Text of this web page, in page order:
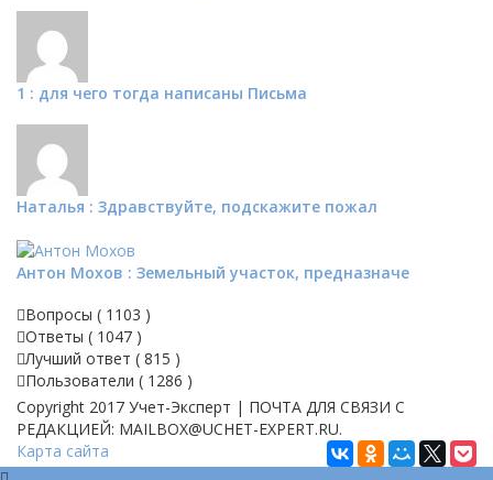
1 : для чего тогда написаны Письма
Наталья : Здравствуйте, подскажите пожал
Антон Мохов : Земельный участок, предназначе
Вопросы ( 1103 )
Ответы ( 1047 )
Лучший ответ ( 815 )
Пользователи ( 1286 )
Copyright 2017 Учет-Эксперт | ПОЧТА ДЛЯ СВЯЗИ С
РЕДАКЦИЕЙ: MAILBOX@UCHET-EXPERT.RU.
Карта сайта